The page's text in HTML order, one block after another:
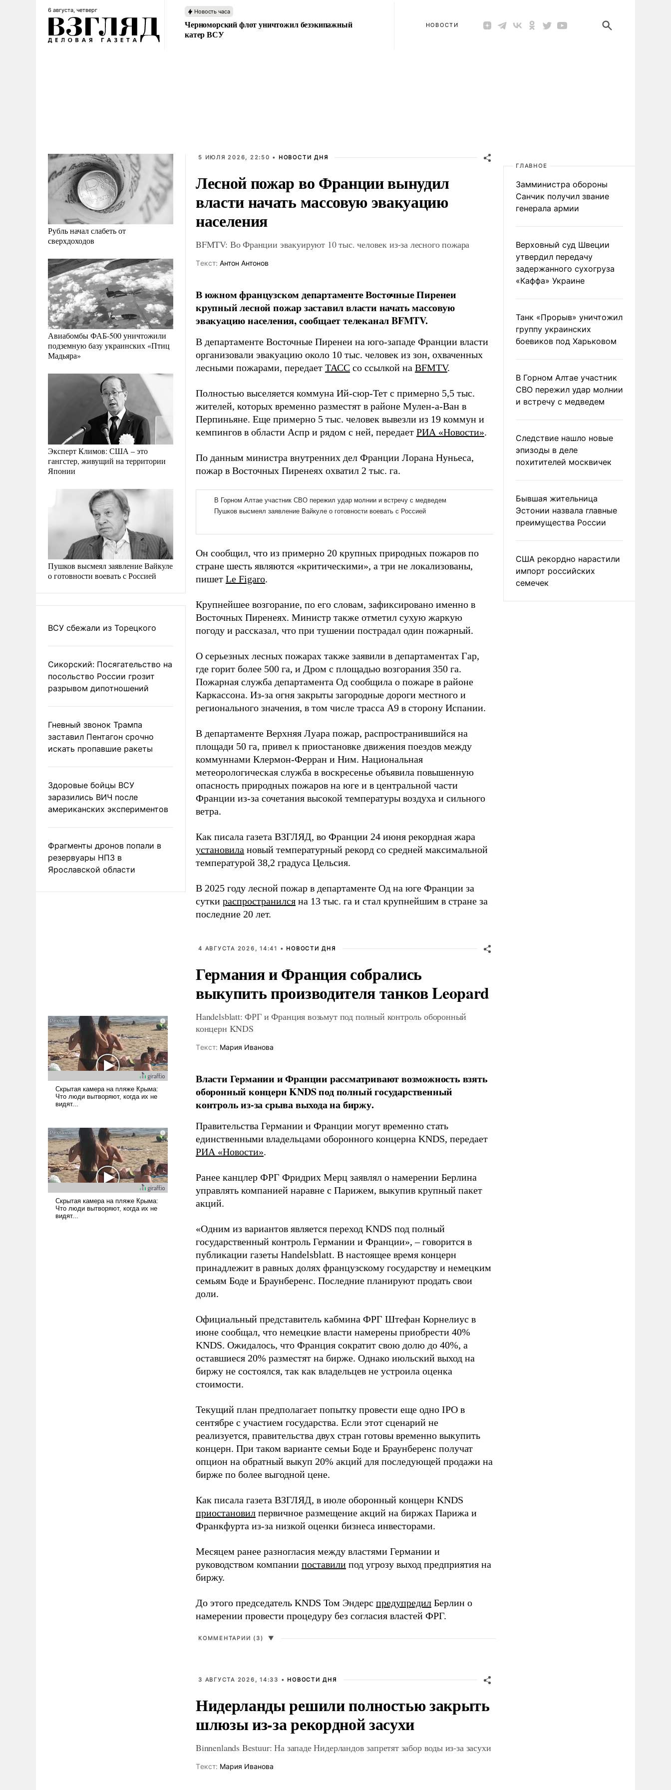
6 августа, четверг Новость часа
Черноморский флот уничтожил безэкипажный
катер ВСУ
НОВОСТИ
Рубль начал слабеть от
сверхдоходов
Авиабомбы ФАБ-500 уничтожили
подземную базу украинских «Птиц
Мадьяра»
Эксперт Климов: США – это
гангстер, живущий на территории
Японии
Пушков высмеял заявление Вайкуле
о готовности воевать с Россией
ВСУ сбежали из Торецкого
Сикорский: Посягательство на
посольство России грозит
разрывом дипотношений
Гневный звонок Трампа
заставил Пентагон срочно
искать пропавшие ракеты
Здоровые бойцы ВСУ
заразились ВИЧ после
американских экспериментов
Фрагменты дронов попали в
резервуары НПЗ в
Ярославской области
5 ИЮЛЯ 2026, 22:50 • НОВОСТИ ДНЯ
Лесной пожар во Франции вынудил
власти начать массовую эвакуацию
населения
BFMTV: Во Франции эвакуируют 10 тыс. человек из-за лесного пожара
Tекст: Антон Антонов
В южном французском департаменте Восточные Пиренеи
крупный лесной пожар заставил власти начать массовую
эвакуацию населения, сообщает телеканал BFMTV.
В департаменте Восточные Пиренеи на юго-западе Франции власти
организовали эвакуацию около 10 тыс. человек из зон, охваченных
лесными пожарами, передает ТАСС со ссылкой на BFMTV.
Полностью выселяется коммуна Ий-сюр-Тет с примерно 5,5 тыс.
жителей, которых временно разместят в районе Мулен-а-Ван в
Перпиньяне. Еще примерно 5 тыс. человек вывезли из 19 коммун и
кемпингов в области Аспр и рядом с ней, передает РИА «Новости».
По данным министра внутренних дел Франции Лорана Нуньеса,
пожар в Восточных Пиренеях охватил 2 тыс. га.
Он сообщил, что из примерно 20 крупных природных пожаров по
стране шесть являются «критическими», а три не локализованы,
пишет Le Figaro.
Крупнейшее возгорание, по его словам, зафиксировано именно в
Восточных Пиренеях. Министр также отметил сухую жаркую
погоду и рассказал, что при тушении пострадал один пожарный.
О серьезных лесных пожарах также заявили в департаментах Гар,
где горит более 500 га, и Дром с площадью возгорания 350 га.
Пожарная служба департамента Од сообщила о пожаре в районе
Каркассона. Из-за огня закрыты загородные дороги местного и
регионального значения, в том числе трасса A9 в сторону Испании.
В департаменте Верхняя Луара пожар, распространившийся на
площади 50 га, привел к приостановке движения поездов между
коммуннами Клермон-Ферран и Ним. Национальная
метеорологическая служба в воскресенье объявила повышенную
опасность природных пожаров на юге и в центральной части
Франции из-за сочетания высокой температуры воздуха и сильного
ветра.
Как писала газета ВЗГЛЯД, во Франции 24 июня рекордная жара
установила новый температурный рекорд со средней максимальной
температурой 38,2 градуса Цельсия.
В 2025 году лесной пожар в департаменте Од на юге Франции за
сутки распространился на 13 тыс. га и стал крупнейшим в стране за
последние 20 лет.
4 АВГУСТА 2026, 14:41 • НОВОСТИ ДНЯ
Германия и Франция собрались
выкупить производителя танков Leopard
Handelsblatt: ФРГ и Франция возьмут под полный контроль оборонный
концерн KNDS
Tекст: Мария Иванова
Власти Германии и Франции рассматривают возможность взять
оборонный концерн KNDS под полный государственный
контроль из-за срыва выхода на биржу.
Правительства Германии и Франции могут временно стать
единственными владельцами оборонного концерна KNDS, передает
РИА «Новости».
Ранее канцлер ФРГ Фридрих Мерц заявлял о намерении Берлина
управлять компанией наравне с Парижем, выкупив крупный пакет
акций.
«Одним из вариантов является переход KNDS под полный
государственный контроль Германии и Франции», – говорится в
публикации газеты Handelsblatt. В настоящее время концерн
принадлежит в равных долях французскому государству и немецким
семьям Боде и Браунберенс. Последние планируют продать свои
доли.
Официальный представитель кабмина ФРГ Штефан Корнелиус в
июне сообщал, что немецкие власти намерены приобрести 40%
KNDS. Ожидалось, что Франция сократит свою долю до 40%, а
оставшиеся 20% разместят на бирже. Однако июльский выход на
биржу не состоялся, так как владельцев не устроила оценка
стоимости.
Текущий план предполагает попытку провести еще одно IPO в
сентябре с участием государства. Если этот сценарий не
реализуется, правительства двух стран готовы временно выкупить
концерн. При таком варианте семьи Боде и Браунберенс получат
опцион на обратный выкуп 20% акций для последующей продажи на
бирже по более выгодной цене.
Как писала газета ВЗГЛЯД, в июле оборонный концерн KNDS
приостановил первичное размещение акций на биржах Парижа и
Франкфурта из-за низкой оценки бизнеса инвесторами.
Месяцем ранее разногласия между властями Германии и
руководством компании поставили под угрозу выход предприятия на
биржу.
До этого председатель KNDS Том Эндерс предупредил Берлин о
намерении провести процедуру без согласия властей ФРГ.
КОММЕНТАРИИ (3) ▼
3 АВГУСТА 2026, 14:33 • НОВОСТИ ДНЯ
Нидерланды решили полностью закрыть
шлюзы из-за рекордной засухи
Binnenlands Bestuur: На западе Нидерландов запретят забор воды из-за засухи
Tекст: Мария Иванова
ГЛАВНОЕ
Замминистра обороны
Санчик получил звание
генерала армии
Верховный суд Швеции
утвердил передачу
задержанного сухогруза
«Каффа» Украине
Танк «Прорыв» уничтожил
группу украинских
боевиков под Харьковом
В Горном Алтае участник
СВО пережил удар молнии
и встречу с медведем
Следствие нашло новые
эпизоды в деле
похитителей москвичек
Бывшая жительница
Эстонии назвала главные
преимущества России
США рекордно нарастили
импорт российских
семечек